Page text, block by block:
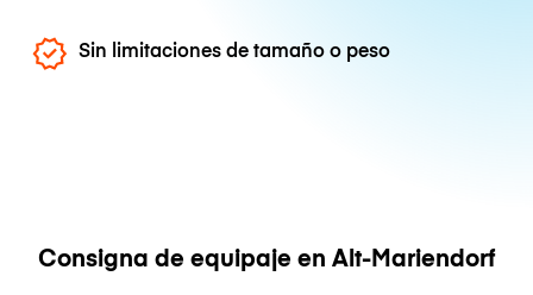
Sin limitaciones de tamaño o peso
Consigna de equipaje en Alt-Mariendorf